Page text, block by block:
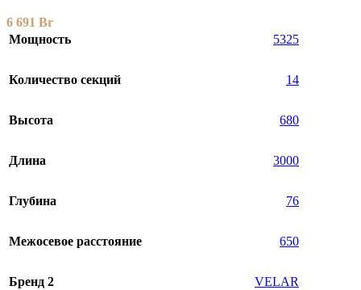
6 691 Br
Мощность
5325
Количество секций 14
Высота 680
Длина 3000
Глубина 76
Межосевое расстояние 650
Бренд 2 VELAR